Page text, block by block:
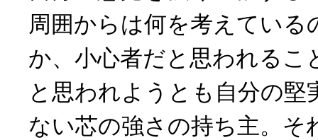
周囲からは何を考えている
か、小心者だと思われるこ
と思われようとも自分の堅
ない芯の強さの持ち主。そ